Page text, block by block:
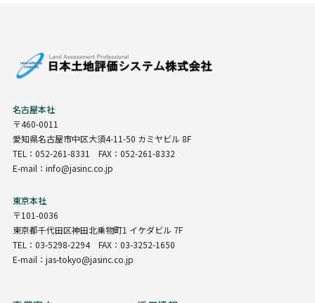
名古屋本社
〒460-0011
愛知県名古屋市中区大須4-11-50 カミヤビル 8F
TEL：052-261-8331 FAX：052-261-8332
E-mail：info@jasinc.co.jp
東京本社
〒101-0036
東京都千代田区神田北乗物町1 イケダビル 7F
TEL：03-5298-2294 FAX：03-3252-1650
E-mail：jas-tokyo@jasinc.co.jp